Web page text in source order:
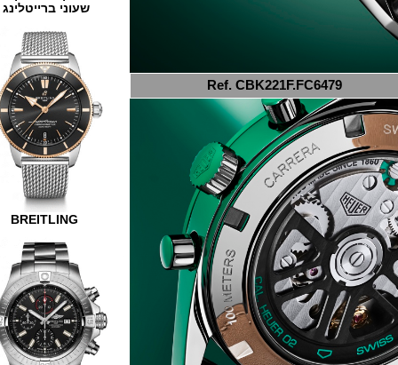
Ref. CBK221F.FC6479
שעוני ברייטלינג
BREITLING